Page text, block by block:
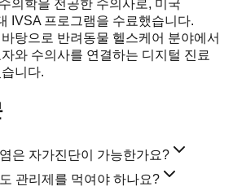
의학을 전공한 수의사로, 미국
IVSA 프로그램을 수료했습니다.
탕으로 반려동물 헬스케어 분야에서
와 수의사를 연결하는 디지털 진료
니다.
은 자가진단이 가능한가요?
관리제를 먹여야 하나요?